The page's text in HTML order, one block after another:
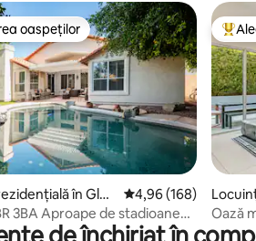
120 recenzii
din topul categoriei Alegerea oaspeților
oaspeților
în Glen
Scor mediu de 4,96
4,96 (168)
de stadioane
curățenie
elback
Oază
3,5ba